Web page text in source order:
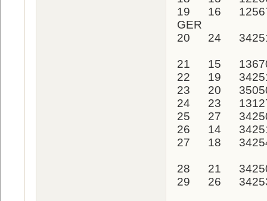
19 16
GER
20 24
21 15
22 19
23 20
24 23
25 27
26 14
27 18
28 21
29 26